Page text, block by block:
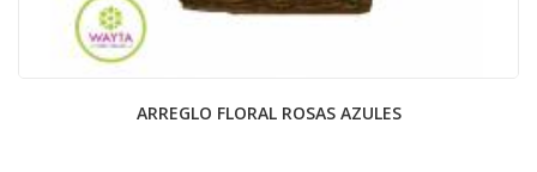
ARREGLO FLORAL ROSAS AZULES